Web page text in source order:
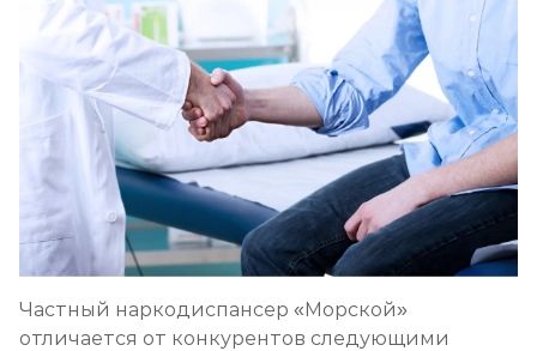
Частный наркодиспансер «Морской»
отличается от конкурентов следующими